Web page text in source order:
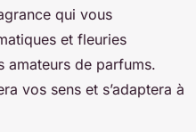
qui vous
et fleuries
amateurs de parfums.
vos sens et s’adaptera à